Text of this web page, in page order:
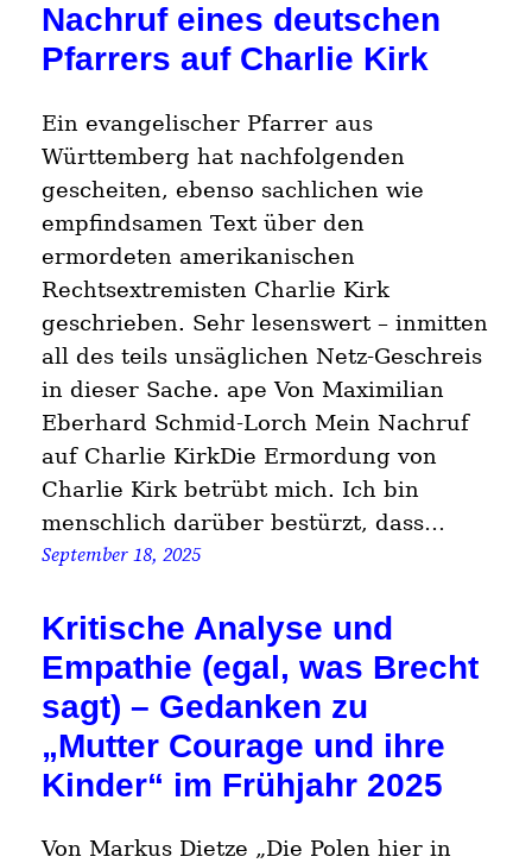
Nachruf eines deutschen
Pfarrers auf Charlie Kirk
Ein evangelischer Pfarrer aus
Württemberg hat nachfolgenden
gescheiten, ebenso sachlichen wie
empfindsamen Text über den
ermordeten amerikanischen
Rechtsextremisten Charlie Kirk
geschrieben. Sehr lesenswert – inmitten
all des teils unsäglichen Netz-Geschreis
in dieser Sache. ape Von Maximilian
Eberhard Schmid-Lorch Mein Nachruf
auf Charlie KirkDie Ermordung von
Charlie Kirk betrübt mich. Ich bin
menschlich darüber bestürzt, dass…
September 18, 2025
Kritische Analyse und
Empathie (egal, was Brecht
sagt) – Gedanken zu
„Mutter Courage und ihre
Kinder“ im Frühjahr 2025
Von Markus Dietze „Die Polen hier in